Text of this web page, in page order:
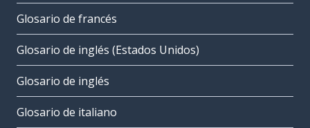
Glosario de francés
Glosario de inglés (Estados Unidos)
Glosario de inglés
Glosario de italiano